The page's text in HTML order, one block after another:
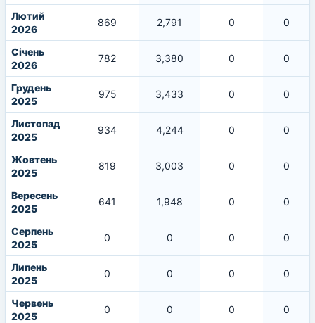
Лютий
2026
869 2,791 0 0
Січень
2026
782 3,380 0 0
Грудень
2025
975 3,433 0 0
Листопад
2025
934 4,244 0 0
Жовтень
2025
819 3,003 0 0
Вересень
2025
641 1,948 0 0
Серпень
2025
0 0 0 0
Липень
2025
0 0 0 0
Червень
2025
0 0 0 0